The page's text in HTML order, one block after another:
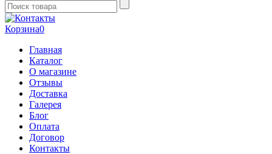
Корзина0
Главная
Каталог
О магазине
Отзывы
Доставка
Галерея
Блог
Оплата
Договор
Контакты